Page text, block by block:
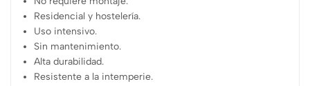
Residencial y hostelería.
Uso intensivo.
Sin mantenimiento.
Alta durabilidad.
Resistente a la intemperie.